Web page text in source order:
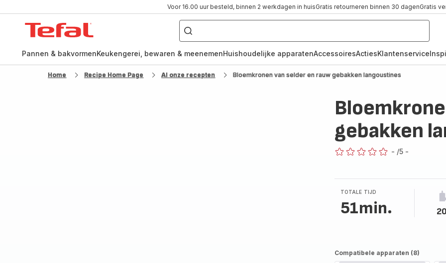
Voor 16.00 uur besteld, binnen 2 werkdagen in huisGratis retourneren binnen 30 dagenGratis
Waar
ben
naar
Pannen & bakvormenKeukengerei, bewaren & meenemenHuishoudelijke apparatenAccessoiresActiesKlantenservice
Home Recipe Home Page Al onze recepten Bloemkronen van selder en rauw gebakken langoustines
gebakken
- /5 -
TOTALE TIJD
51min.
Compatibele apparaten (8)